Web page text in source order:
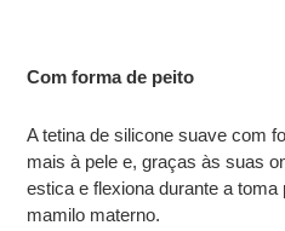
Com forma de peito
A tetina de silicone suave com
mais à pele e, graças às suas
estica e flexiona durante a
mamilo materno.